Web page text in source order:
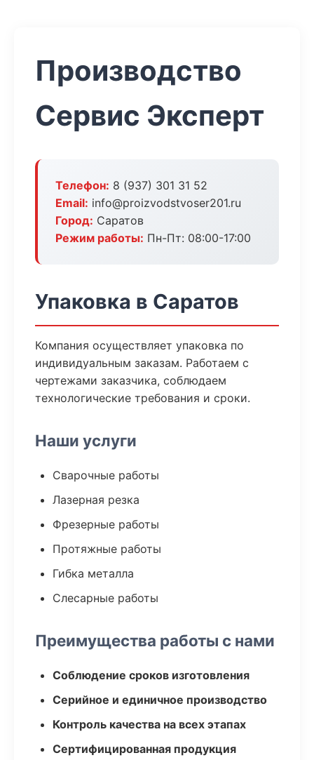
Производство
Сервис Эксперт
Телефон: 8 (937) 301 31 52
Email: info@proizvodstvoser201.ru
Город: Саратов
Режим работы: Пн-Пт: 08:00-17:00
Упаковка в Саратов
Компания осуществляет упаковка по
индивидуальным заказам. Работаем с
чертежами заказчика, соблюдаем
технологические требования и сроки.
Наши услуги
Сварочные работы
Лазерная резка
Фрезерные работы
Протяжные работы
Гибка металла
Слесарные работы
Преимущества работы с нами
Соблюдение сроков изготовления
Серийное и единичное производство
Контроль качества на всех этапах
Сертифицированная продукция